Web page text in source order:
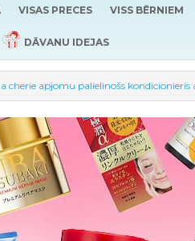
VISAS PRECES VISS BĒRNIEM
DĀVANU IDEJAS
cherie apjomu palielinošs